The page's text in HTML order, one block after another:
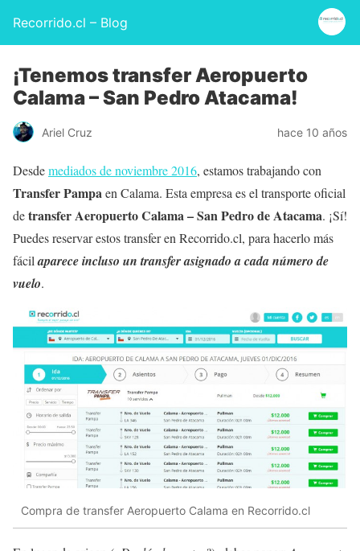
Recorrido.cl – Blog
¡Tenemos transfer Aeropuerto
Calama – San Pedro Atacama!
Ariel Cruz hace 10 años
Desdemediados de noviembre 2016, estamos trabajando con
Transfer Pampaen Calama. Esta empresa es el transporte oficial
detransfer Aeropuerto Calama – San Pedro de Atacama. ¡Sí!
Puedes reservar estos transfer en Recorrido.cl, para hacerlo más
fácilaparece incluso un transfer asignado a cada número de
vuelo.
Compra de transfer Aeropuerto Calama en Recorrido.cl